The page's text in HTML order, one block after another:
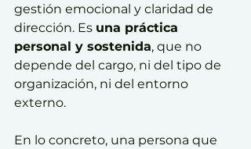
gestión emocional y claridad de
dirección. Es una práctica
personal y sostenida, que no
depende del cargo, ni del tipo de
organización, ni del entorno
externo.
En lo concreto, una persona que